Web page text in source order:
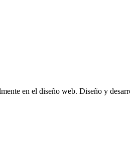
en el diseño web. Diseño y